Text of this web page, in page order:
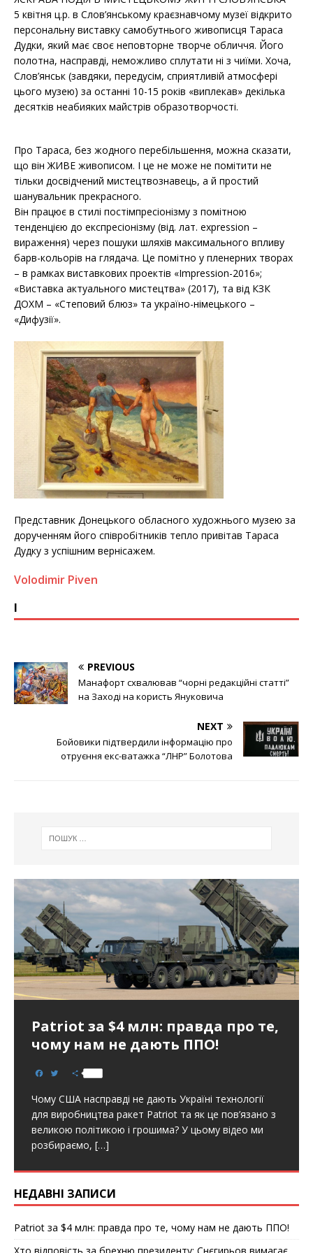
b
o
o
k
t
e
r
e
5 квітня ц.р. в Слов’янському краєзнавчому музеї відкрито
персональну виставку самобутнього живописця Тараса
Дудки, який має своє неповторне творче обличчя. Його
полотна, насправді, неможливо сплутати ні з чиїми. Хоча,
Слов’янськ (завдяки, передусім, сприятливій атмосфері
цього музею) за останні 10-15 років «виплекав» декілька
десятків неабияких майстрів образотворчості.
Про Тараса, без жодного перебільшення, можна сказати,
що він ЖИВЕ живописом. І це не може не помітити не
тільки досвідчений мистецтвознавець, а й простий
шанувальник прекрасного.
Він працює в стилі постімпресіонізму з помітною
тенденцією до експресіонізму (від. лат. expression –
вираження) через пошуки шляхів максимального впливу
барв-кольорів на глядача. Це помітно у пленерних творах
– в рамках виставкових проектів «Impression-2016»;
«Виставка актуального мистецтва» (2017), та від КЗК
ДОХМ – «Степовий блюз» та україно-німецького –
«Дифузії».
Представник Донецького обласного художнього музею за
дорученням його співробітників тепло привітав Тараса
Дудку з успішним вернісажем.
Volodimir Piven
І
PREVIOUS
Манафорт схвалював “чорні редакційні статті”
на Заході на користь Януковича
NEXT
Бойовики підтвердили інформацію про
отруєння екс-ватажка “ЛНР” Болотова
Patriot за $4 млн: правда про те,
чому нам не дають ППО!
e
b
o
o
k
i
t
t
e
r
S
h
r
e
Чому США насправді не дають Україні технології
для виробництва ракет Patriot та як це пов’язано з
великою політикою і грошима? У цьому відео ми
розбираємо, […]
НЕДАВНІ ЗАПИСИ
Patriot за $4 млн: правда про те, чому нам не дають ППО!